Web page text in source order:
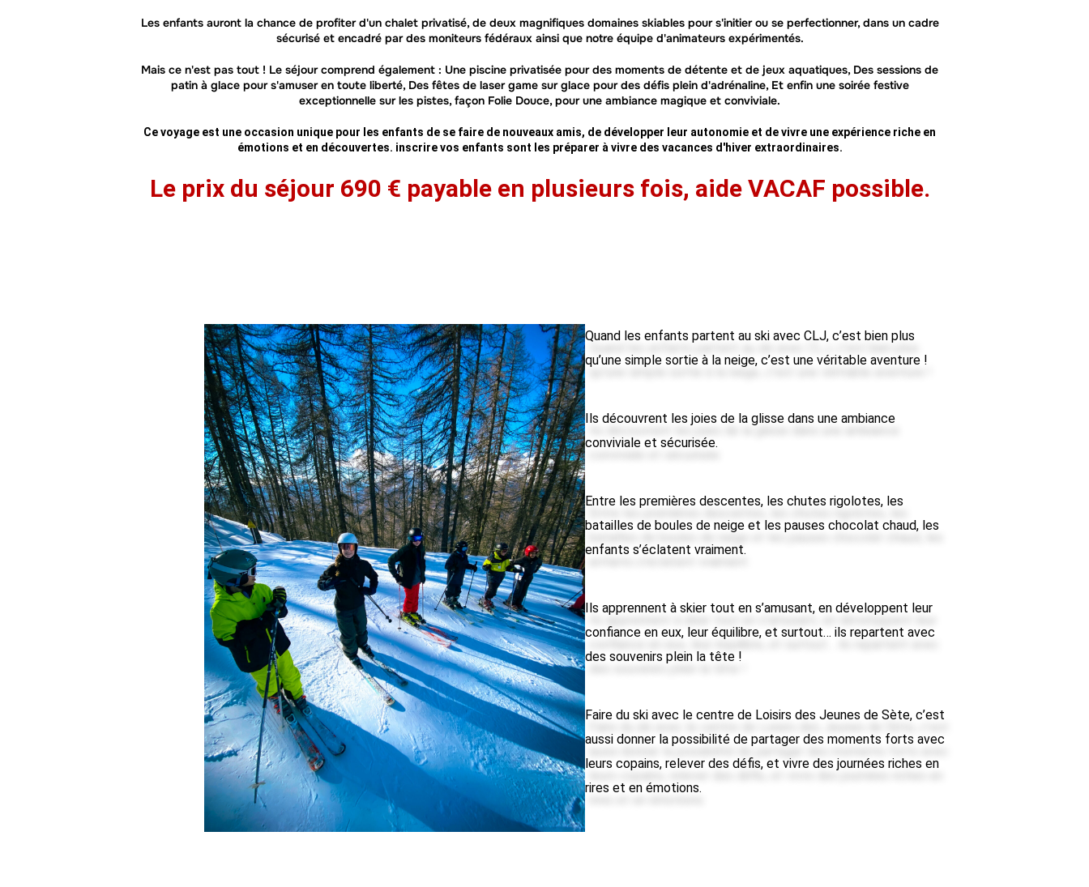
Les enfants auront la chance de profiter d'un chalet privatisé, de deux magnifiques domaines skiables pour s'initier ou se perfectionner, dans un cadre
sécurisé et encadré par des moniteurs fédéraux ainsi que notre équipe d'animateurs expérimentés.
Mais ce n'est pas tout ! Le séjour comprend également : Une piscine privatisée pour des moments de détente et de jeux aquatiques, Des sessions de
patin à glace pour s'amuser en toute liberté, Des fêtes de laser game sur glace pour des défis plein d'adrénaline, Et enfin une soirée festive
exceptionnelle sur les pistes, façon Folie Douce, pour une ambiance magique et conviviale.
Ce voyage est une occasion unique pour les enfants de se faire de nouveaux amis, de développer leur autonomie et de vivre une expérience riche en
émotions et en découvertes. inscrire vos enfants sont les préparer à vivre des vacances d'hiver extraordinaires.
Le prix du séjour 690 € payable en plusieurs fois, aide VACAF possible.
Quand les enfants partent au ski avec CLJ, c’est bien plus
qu’une simple sortie à la neige, c’est une véritable aventure !
Ils découvrent les joies de la glisse dans une ambiance
conviviale et sécurisée.
Entre les premières descentes, les chutes rigolotes, les
batailles de boules de neige et les pauses chocolat chaud, les
enfants s’éclatent vraiment.
Ils apprennent à skier tout en s’amusant, en développent leur
confiance en eux, leur équilibre, et surtout… ils repartent avec
des souvenirs plein la tête !
Faire du ski avec le centre de Loisirs des Jeunes de Sète, c’est
aussi donner la possibilité de partager des moments forts avec
leurs copains, relever des défis, et vivre des journées riches en
rires et en émotions.